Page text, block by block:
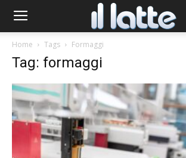
Home Tags Formaggi
Tag: formaggi